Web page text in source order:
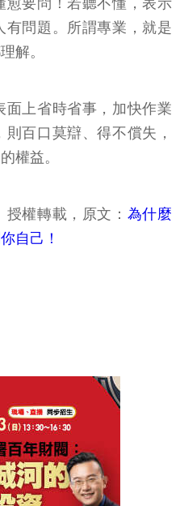
問題。所謂專業，就是
解。
面上省時省事，加快作業
百口莫辯、得不償失，
權益。
授權轉載，原文： 為什麼
自己！